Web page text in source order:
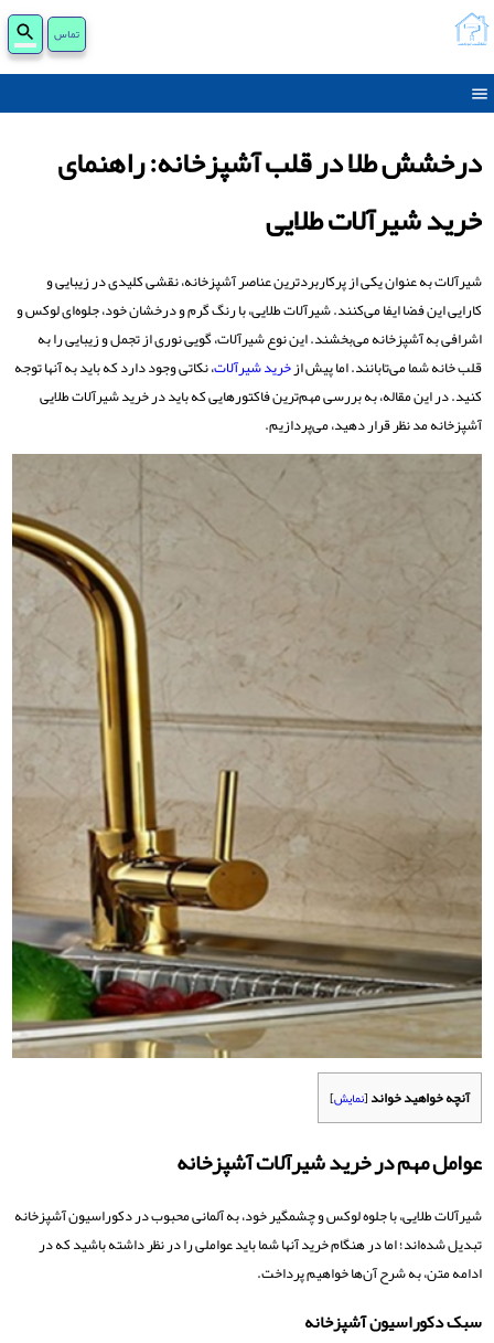
تماس
درخشش طلا در قلب آشپزخانه: راهنمای
خرید شیرآلات طلایی
شیرآلات به عنوان یکی از پرکاربردترین عناصر آشپزخانه، نقشی کلیدی در زیبایی و
کارایی این فضا ایفا می‌کنند. شیرآلات طلایی، با رنگ گرم و درخشان خود، جلوه‌ای لوکس و
اشرافی به آشپزخانه می‌بخشند. این نوع شیرآلات، گویی نوری از تجمل و زیبایی را به
قلب خانه شما می‌تابانند. اما پیش ازخرید شیرآلات، نکاتی وجود دارد که باید به آنها توجه
کنید. در این مقاله، به بررسی مهم‌ترین فاکتورهایی که باید در خرید شیرآلات طلایی
آشپزخانه مد نظر قرار دهید، می‌پردازیم.
آنچه خواهید خواند[نمایش]
عوامل مهم در خرید شیرآلات آشپزخانه
شیرآلات طلایی، با جلوه لوکس و چشمگیر خود، به آلمانی محبوب در دکوراسیون آشپزخانه
تبدیل شده‌اند؛ اما در هنگام خرید آنها شما باید عواملی را در نظر داشته باشید که در
ادامه متن، به شرح آن‌ها خواهیم پرداخت.
سبک دکوراسیون آشپزخانه